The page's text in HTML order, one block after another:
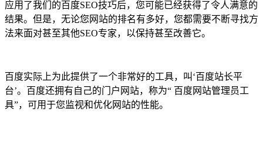
应用了我们的百度SEO技巧后，您可能已经获得了令人满意的
结果。但是，无论您网站的排名有多好，您都需要不断寻找方
法来面对甚至其他SEO专家，以保持甚至改善它。
百度实际上为此提供了一个非常好的工具，叫‘百度站长平
台’。百度还拥有自己的门户网站，称为“ 百度网站管理员工
具”，可用于您监视和优化网站的性能。